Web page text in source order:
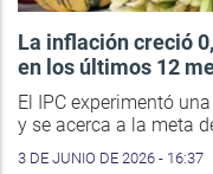
La inflación creció
en los últimos 12
El IPC experimentó
y se acerca a la meta
3 DE JUNIO DE 2026 - 16:37